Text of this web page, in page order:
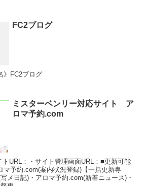
FC2ブログ
》FC2ブログ
ミスターベンリー対応サイト ア
ロマ予約.com
URL：・サイト管理画面URL：■更新可能
マ予約.com(案内状況登録)【一括更新専
メ日記)・アロマ予約.com(新着ニュース)・